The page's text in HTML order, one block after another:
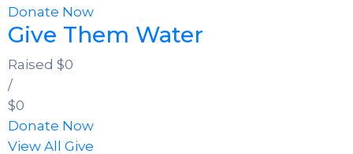
Donate Now
Give Them Water
Raised $0
/
$0
Donate Now
View All Give